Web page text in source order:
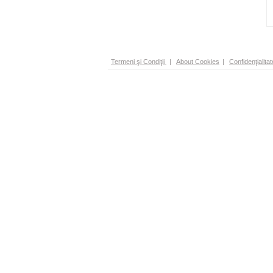
Termeni şi Condiţii | About Cookies |